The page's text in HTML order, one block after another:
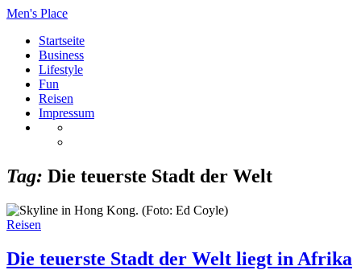
Men's Place
Startseite
Business
Lifestyle
Fun
Reisen
Impressum
Tag: Die teuerste Stadt der Welt
Reisen
Die teuerste Stadt der Welt liegt in Afrika